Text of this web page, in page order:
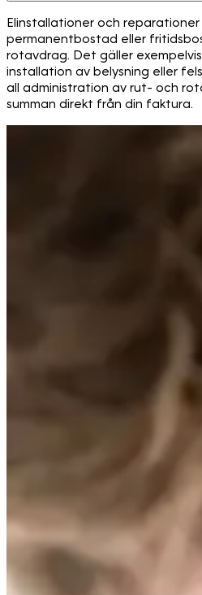
Elinstallationer och reparationer
permanentbostad eller
rotavdrag. Det gäller
installation av belysning eller
all administration av rut- och
summan direkt från din faktura.